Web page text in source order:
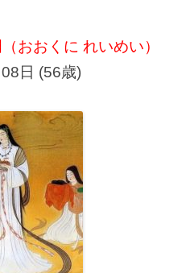
おおくに れいめい）
日 (56歳)